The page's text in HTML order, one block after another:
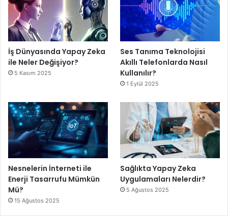
İş Dünyasında Yapay Zeka
ile Neler Değişiyor?
5 Kasım 2025
Ses Tanıma Teknolojisi
Akıllı Telefonlarda Nasıl
Kullanılır?
1 Eylül 2025
Nesnelerin İnterneti ile
Enerji Tasarrufu Mümkün
Mü?
15 Ağustos 2025
Sağlıkta Yapay Zeka
Uygulamaları Nelerdir?
5 Ağustos 2025